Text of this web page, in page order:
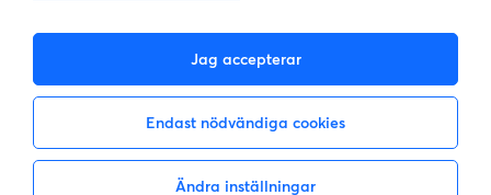
Jag accepterar
Endast nödvändiga cookies
Ändra inställningar
08-22 00 90
E-post: